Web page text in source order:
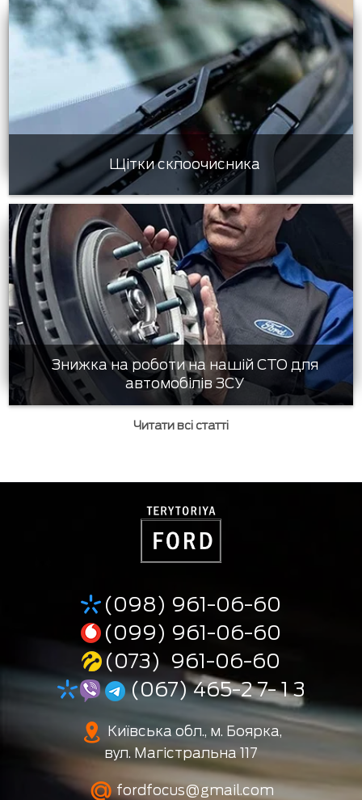
Щітки склоочисника
Знижка на роботи на нашій СТО для
автомобілів ЗСУ
Читати всі статті
(098) 961-06-60
(099) 961-06-60
(073) 961-06-60
(067) 465-2 7- 1 3
Київська обл., м. Боярка,
вул. Магістральна 117
fordfocus@gmail.com